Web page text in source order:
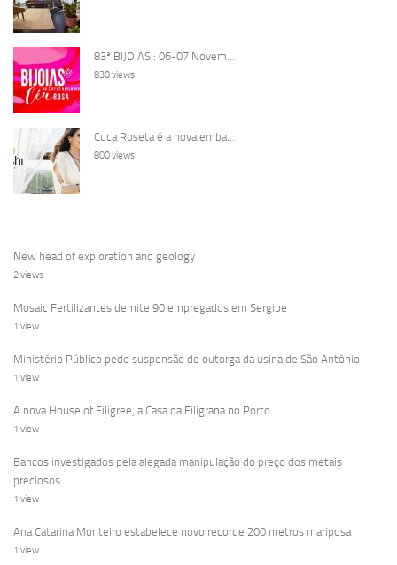
83ª BIJOIAS : 06-07 Novem...
830 views
Cuca Roseta é a nova emba...
800 views
New head of exploration and geology
2 views
Mosaic Fertilizantes demite 90 empregados em Sergipe
1 view
Ministério Público pede suspensão de outorga da usina de São Antônio
1 view
A nova House of Filigree, a Casa da Filigrana no Porto
1 view
Bancos investigados pela alegada manipulação do preço dos metais
preciosos
1 view
Ana Catarina Monteiro estabelece novo recorde 200 metros mariposa
1 view